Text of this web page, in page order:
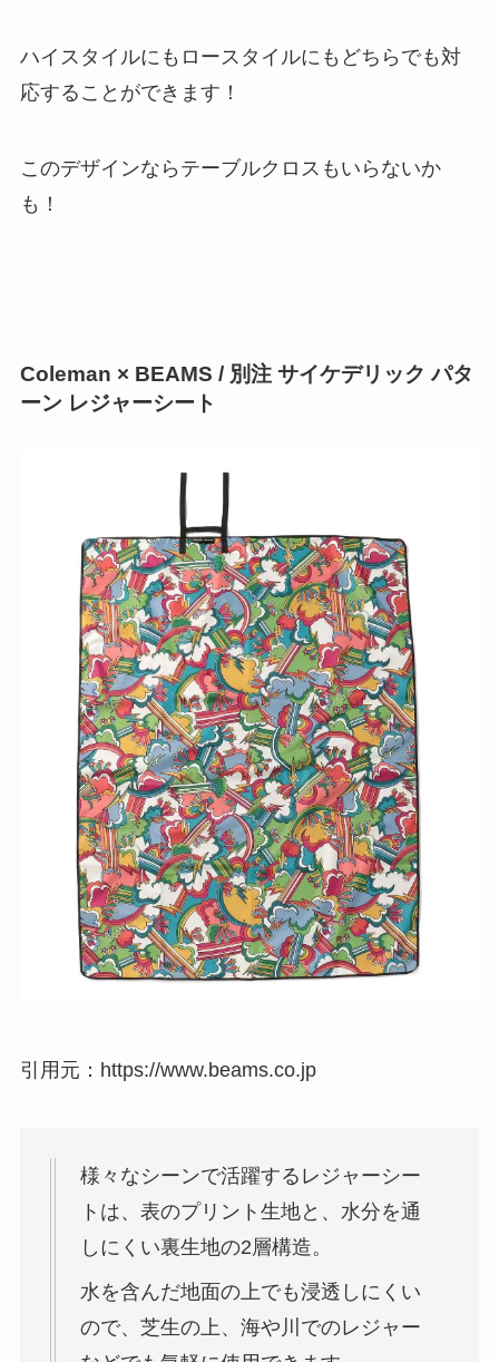
ハイスタイルにもロースタイルにもどちらでも対
応することができます！
このデザインならテーブルクロスもいらないか
も！
Coleman × BEAMS / 別注 サイケデリック パタ
ーン レジャーシート
引用元：https://www.beams.co.jp
様々なシーンで活躍するレジャーシー
トは、表のプリント生地と、水分を通
しにくい裏生地の2層構造。
水を含んだ地面の上でも浸透しにくい
ので、芝生の上、海や川でのレジャー